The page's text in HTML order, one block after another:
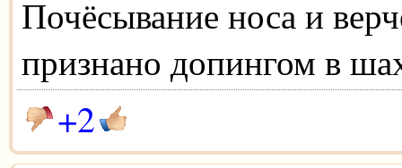
Почёсывание носа и
признано допингом в
+2